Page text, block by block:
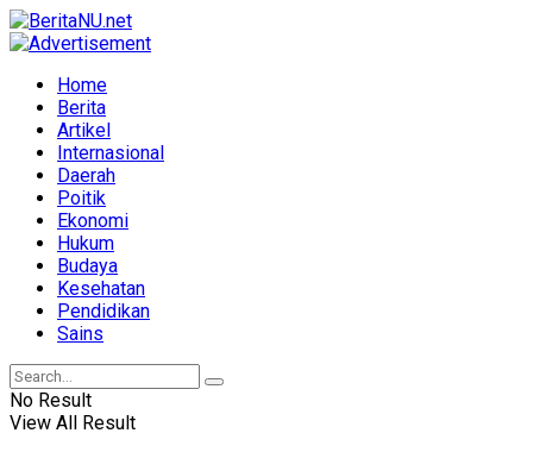
Home
Berita
Artikel
Internasional
Daerah
Poitik
Ekonomi
Hukum
Budaya
Kesehatan
Pendidikan
Sains
No Result
View All Result